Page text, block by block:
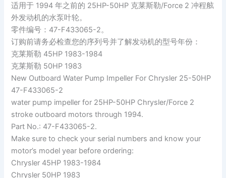
适用于 1994 年之前的 25HP-50HP 克莱斯勒/Force 2 冲程舷
外发动机的水泵叶轮。
零件编号：47-F433065-2。
订购前请务必检查您的序列号并了解发动机的型号年份：
克莱斯勒 45HP 1983-1984
克莱斯勒 50HP 1983
New Outboard Water Pump Impeller For Chrysler 25-50HP
47-F433065-2
water pump impeller for 25HP-50HP Chrysler/Force 2
stroke outboard motors through 1994.
Part No.: 47-F433065-2.
Make sure to check your serial numbers and know your
motor’s model year before ordering:
Chrysler 45HP 1983-1984
Chrysler 50HP 1983